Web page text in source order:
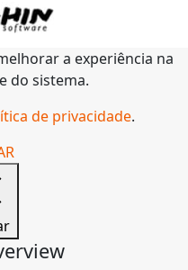
a experiência na
do sistema.
de privacidade.